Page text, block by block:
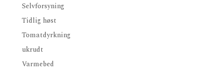
Selvforsyning
Tidlig høst
Tomatdyrkning
ukrudt
Varmebed